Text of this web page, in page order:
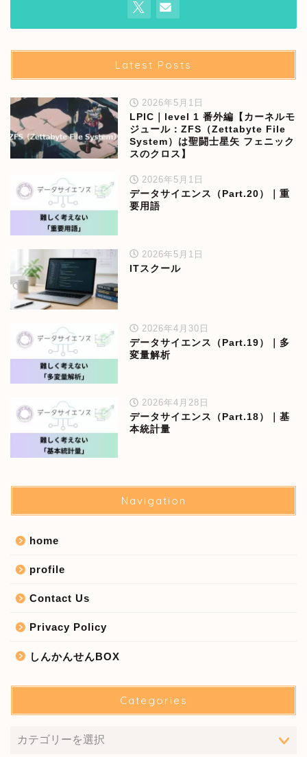
Latest Posts
2026年5月1日
LPIC｜level 1 番外編【カーネルモ
ジュール：ZFS（Zettabyte File
System）は聖闘士星矢 フェニック
スのクロス】
2026年5月1日
データサイエンス（Part.20）｜重
要用語
2026年5月1日
ITスクール
2026年4月30日
データサイエンス（Part.19）｜多
変量解析
2026年4月28日
データサイエンス（Part.18）｜基
本統計量
Navigation
home
profile
Contact Us
Privacy Policy
しんかんせんBOX
Categories